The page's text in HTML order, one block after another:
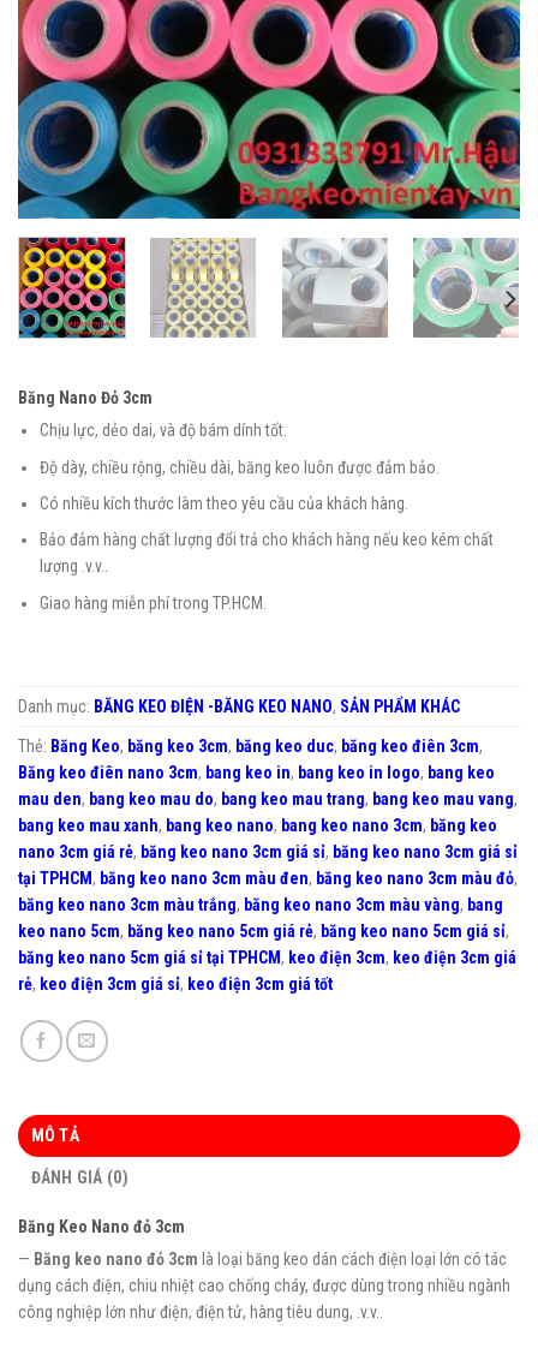
Băng Nano Đỏ 3cm
Chịu lực, dẻo dai, và độ bám dính tốt.
Độ dày, chiều rộng, chiều dài, băng keo luôn được đảm bảo.
Có nhiều kích thước làm theo yêu cầu của khách hàng.
Bảo đảm hàng chất lượng đổi trả cho khách hàng nếu keo kém chất
lượng .v.v..
Giao hàng miễn phí trong TP.HCM.
Danh mục: BĂNG KEO ĐIỆN -BĂNG KEO NANO, SẢN PHẨM KHÁC
Thẻ: Băng Keo, băng keo 3cm, băng keo duc, băng keo điên 3cm,
Băng keo điên nano 3cm, bang keo in, bang keo in logo, bang keo
mau den, bang keo mau do, bang keo mau trang, bang keo mau vang,
bang keo mau xanh, bang keo nano, bang keo nano 3cm, băng keo
nano 3cm giá rẻ, băng keo nano 3cm giá sỉ, băng keo nano 3cm giá sỉ
tại TPHCM, băng keo nano 3cm màu đen, băng keo nano 3cm màu đỏ,
băng keo nano 3cm màu trắng, băng keo nano 3cm màu vàng, bang
keo nano 5cm, băng keo nano 5cm giá rẻ, băng keo nano 5cm giá sỉ,
băng keo nano 5cm giá sỉ tại TPHCM, keo điện 3cm, keo điện 3cm giá
rẻ, keo điện 3cm giá sỉ, keo điện 3cm giá tốt
MÔ TẢ
ĐÁNH GIÁ (0)
Băng Keo Nano đỏ 3cm
— Băng keo nano đỏ 3cm là loại băng keo dán cách điện loại lớn có tác
dụng cách điện, chiu nhiệt cao chống cháy, được dùng trong nhiều ngành
công nghiệp lớn như điện, điện tử, hàng tiêu dung, .v.v..